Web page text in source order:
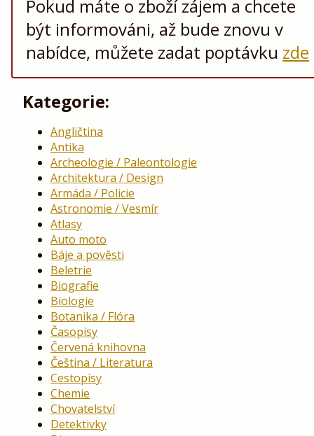
Pokud máte o zboží zájem a chcete
být informováni, až bude znovu v
nabídce, můžete zadat poptávku zde
Kategorie:
Angličtina
Antika
Archeologie / Paleontologie
Architektura / Design
Armáda / Policie
Astronomie / Vesmír
Atlasy
Auto moto
Báje a pověsti
Beletrie
Biografie
Biologie
Botanika / Flóra
Časopisy
Červená knihovna
Čeština / Literatura
Cestopisy
Chemie
Chovatelství
Detektivky